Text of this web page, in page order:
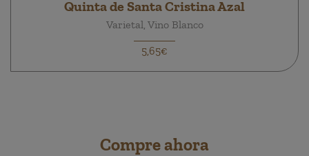
Quinta de Santa Cristina Azal
Varietal, Vino Blanco
5,65€
Compre ahora